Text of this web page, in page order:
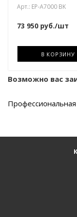
Арт.: EP-A7000 BK
73 950 руб./шт
В КОРЗИНУ
Возможно вас
Профессиональная